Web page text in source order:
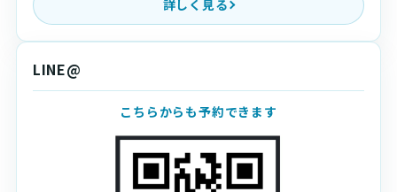
詳しく見る
LINE@
こちらからも予約できます